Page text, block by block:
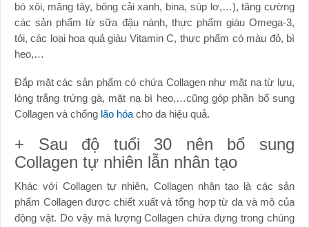
bó xôi, măng tây, bông cải xanh, bina, súp lơ,…), tăng cường
các sản phẩm từ sữa đậu nành, thực phẩm giàu Omega-3,
tỏi, các loại hoa quả giàu Vitamin C, thực phẩm có màu đỏ, bì
heo,…
Đắp mặt các sản phẩm có chứa Collagen như mặt nạ từ lựu,
lòng trắng trứng gà, mặt nạ bì heo,…cũng góp phần bổ sung
Collagen và chống lão hóa cho da hiệu quả.
+ Sau độ tuổi 30 nên bổ sung
Collagen tự nhiên lẫn nhân tạo
Khác với Collagen tự nhiên, Collagen nhân tạo là các sản
phẩm Collagen được chiết xuất và tổng hợp từ da và mô của
động vật. Do vậy mà lượng Collagen chứa đựng trong chúng